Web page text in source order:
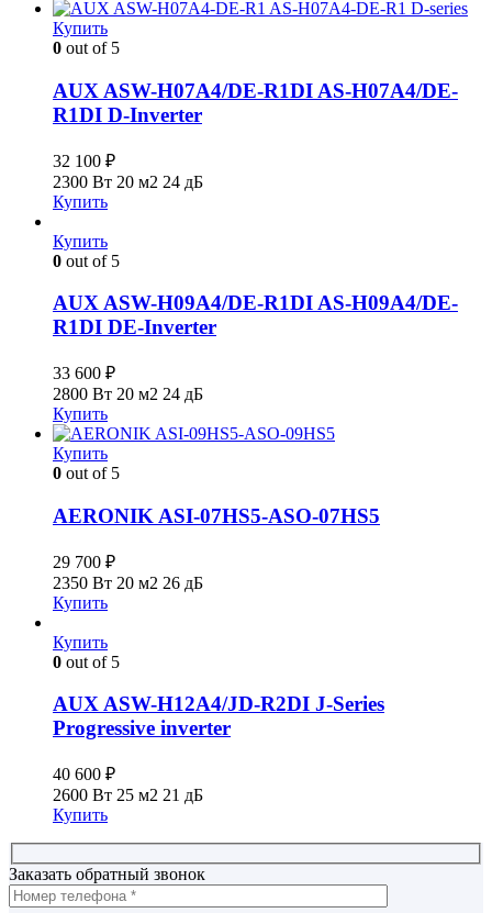
Купить
0 out of 5
AUX ASW-H07A4/DE-R1DI AS-H07A4/DE-
R1DI D-Inverter
32 100 ₽
2300 Вт 20 м2 24 дБ
Купить
Купить
0 out of 5
AUX ASW-H09A4/DE-R1DI AS-H09А4/DE-
R1DI DE-Inverter
33 600 ₽
2800 Вт 20 м2 24 дБ
Купить
Купить
0 out of 5
AERONIK ASI-07HS5-ASO-07HS5
29 700 ₽
2350 Вт 20 м2 26 дБ
Купить
Купить
0 out of 5
AUX ASW-H12A4/JD-R2DI J-Series
Progressive inverter
40 600 ₽
2600 Вт 25 м2 21 дБ
Купить
Заказать обратный звонок